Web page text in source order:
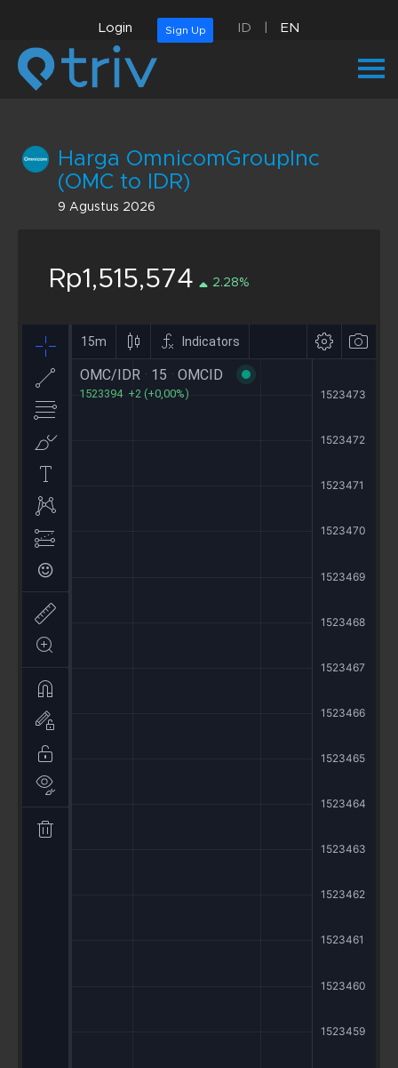
Login Sign Up ID EN
Harga OmnicomGroupInc
(OMC to IDR)
9 Agustus 2026
Rp1,515,574 2.28%